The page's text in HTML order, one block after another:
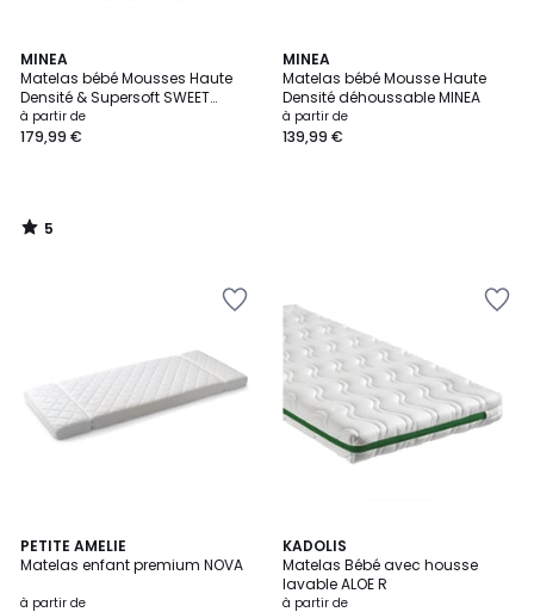
MINEA
Matelas bébé Mousses Haute
Densité & Supersoft SWEET
DREAMS
à partir de
179,99 €
5
/
5
5
/
MINEA
Matelas bébé Mousse Haute
Densité déhoussable MINEA
à partir de
139,99 €
PETITE AMELIE
Matelas enfant premium NOVA
à partir de
KADOLIS
Matelas Bébé avec housse
lavable ALOE R
à partir de
5
/
5